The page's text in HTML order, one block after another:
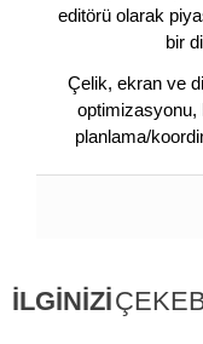
editörü olarak
bir
Çelik, ekran ve
optimizasyonu,
planlama/
İLGİNİZİ